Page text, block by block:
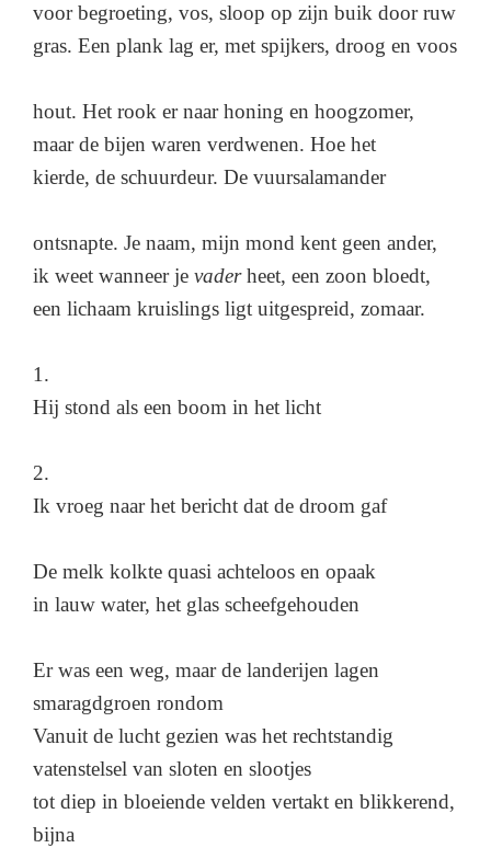
voor begroeting, vos, sloop op zijn buik door ruw
gras. Een plank lag er, met spijkers, droog en voos
hout. Het rook er naar honing en hoogzomer,
maar de bijen waren verdwenen. Hoe het
kierde, de schuurdeur. De vuursalamander
ontsnapte. Je naam, mijn mond kent geen ander,
ik weet wanneer je vaderheet, een zoon bloedt,
een lichaam kruislings ligt uitgespreid, zomaar.
1.
Hij stond als een boom in het licht
2.
Ik vroeg naar het bericht dat de droom gaf
De melk kolkte quasi achteloos en opaak
in lauw water, het glas scheefgehouden
Er was een weg, maar de landerijen lagen
smaragdgroen rondom
Vanuit de lucht gezien was het rechtstandig
vatenstelsel van sloten en slootjes
tot diep in bloeiende velden vertakt en blikkerend,
bijna